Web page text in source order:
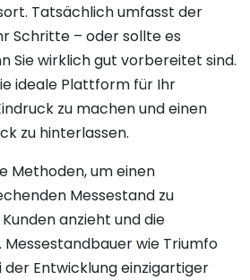
Tatsächlich umfasst der
Schritte – oder sollte es
Sie wirklich gut vorbereitet sind.
ideale Plattform für Ihr
zu machen und einen
zu hinterlassen.
Methoden, um einen
Messestand zu
anzieht und die
wie Triumfo
Entwicklung einzigartiger